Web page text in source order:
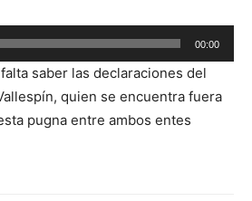
00:00
saber las declaraciones del
quien se encuentra fuera
pugna entre ambos entes